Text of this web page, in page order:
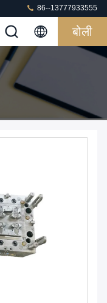
86--13777933555
बोली